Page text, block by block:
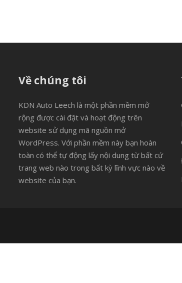
Về chúng tôi
KDN Auto Leech là một phần mềm mở
rộng được cài đặt và hoạt động trên
website sử dụng mã nguồn mở
WordPress. Với phần mềm này bạn hoàn
toàn có thể tự động lấy nội dung từ bất cứ
trang web nào trong bất kỳ lĩnh vực nào về
website của bạn.